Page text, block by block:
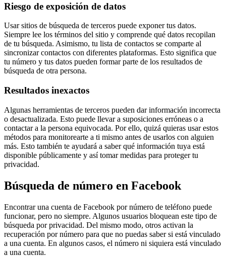
Riesgo de exposición de datos
Usar sitios de búsqueda de terceros puede exponer tus datos.
Siempre lee los términos del sitio y comprende qué datos recopilan
de tu búsqueda. Asimismo, tu lista de contactos se comparte al
sincronizar contactos con diferentes plataformas. Esto significa que
tu número y tus datos pueden formar parte de los resultados de
búsqueda de otra persona.
Resultados inexactos
Algunas herramientas de terceros pueden dar información incorrecta
o desactualizada. Esto puede llevar a suposiciones erróneas o a
contactar a la persona equivocada. Por ello, quizá quieras usar estos
métodos para monitorearte a ti mismo antes de usarlos con alguien
más. Esto también te ayudará a saber qué información tuya está
disponible públicamente y así tomar medidas para proteger tu
privacidad.
Búsqueda de número en Facebook
Encontrar una cuenta de Facebook por número de teléfono puede
funcionar, pero no siempre. Algunos usuarios bloquean este tipo de
búsqueda por privacidad. Del mismo modo, otros activan la
recuperación por número para que no puedas saber si está vinculado
a una cuenta. En algunos casos, el número ni siquiera está vinculado
a una cuenta.